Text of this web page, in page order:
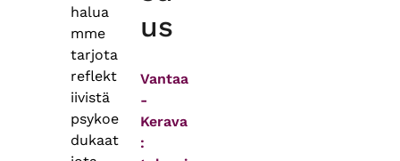
halua
mme
tarjota
reflekt
iivistä
psykoe
dukaat
us
Vantaa
-
Kerava
: